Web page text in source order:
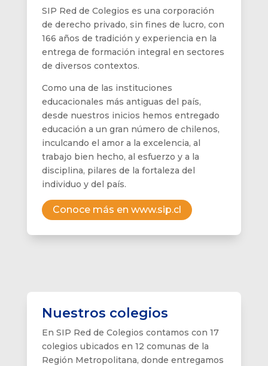
SIP Red de Colegios es una corporación
de derecho privado, sin fines de lucro, con
166 años de tradición y experiencia en la
entrega de formación integral en sectores
de diversos contextos.
Como una de las instituciones
educacionales más antiguas del país,
desde nuestros inicios hemos entregado
educación a un gran número de chilenos,
inculcando el amor a la excelencia, al
trabajo bien hecho, al esfuerzo y a la
disciplina, pilares de la fortaleza del
individuo y del país.
Conoce más en www.sip.cl
Nuestros colegios
En SIP Red de Colegios contamos con 17
colegios ubicados en 12 comunas de la
Región Metropolitana, donde entregamos